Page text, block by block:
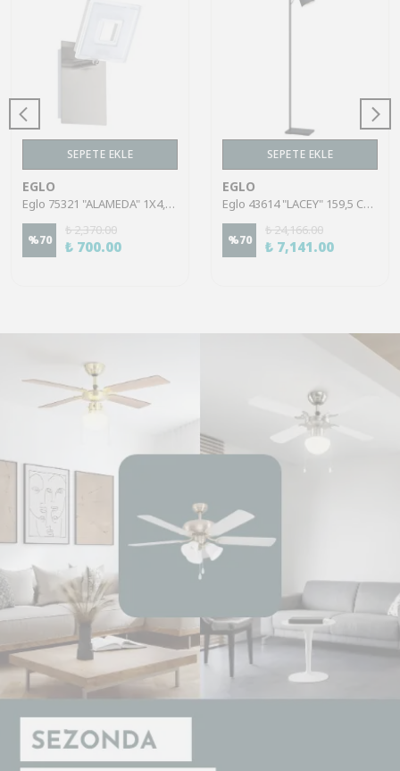
SEPETE EKLE
EGLO
Eglo 75321 "ALAMEDA" 1X4,5W Çelik Nikel Mat Sıva Üstü Spot
%70
₺ 2,370.00
₺ 700.00
SEPETE EKLE
EGLO
Eglo 43614 "LACEY" 159,5 Cm Yüksekliğinde Çelik, Ahşap Köşe Lambası Lambader
%70
₺ 24,166.00
₺ 7,141.00